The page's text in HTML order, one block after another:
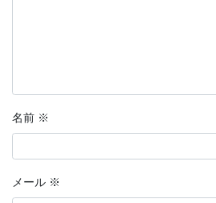
名前 ※
メール ※